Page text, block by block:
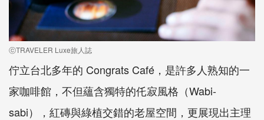
ⓒTRAVELER Luxe旅人誌
佇立台北多年的 Congrats Café，是許多人熟知的一
家咖啡館，不但蘊含獨特的仛寂風格（Wabi-
sabi），紅磚與綠植交錯的老屋空間，更展現出主理